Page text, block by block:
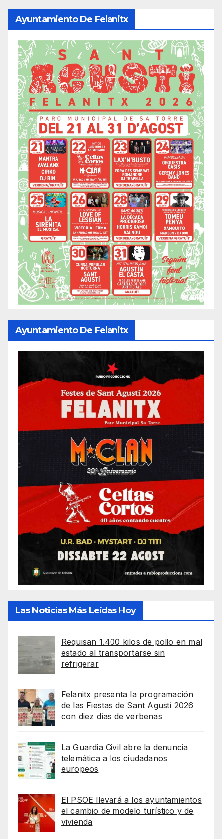
Ayuntamiento De Felanitx
Ayuntamiento De Felanitx
Las Noticias Más Leídas Hoy
Requisan 1.400 kilos de pollo en mal
estado al transportarse sin
refrigerar
Felanitx presenta la programación
de las Fiestas de Sant Agustí 2026
con diez días de verbenas
La Guardia Civil abre la denuncia
telemática a los ciudadanos
europeos
El PSOE llevará a los ayuntamientos
el cambio de modelo turístico y de
vivienda